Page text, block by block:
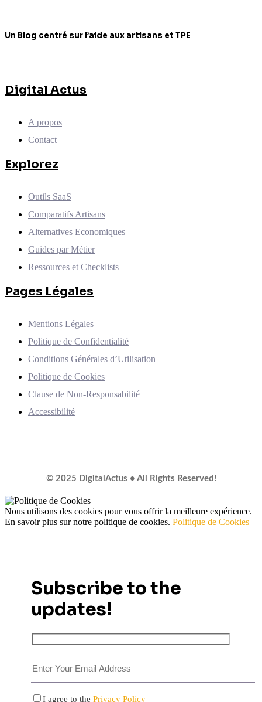
Un Blog centré sur l’aide aux artisans et TPE
Digital Actus
A propos
Contact
Explorez
Outils SaaS
Comparatifs Artisans
Alternatives Economiques
Guides par Métier
Ressources et Checklists
Pages Légales
Mentions Légales
Politique de Confidentialité
Conditions Générales d’Utilisation
Politique de Cookies
Clause de Non-Responsabilité
Accessibilité
© 2025 DigitalActus • All Rights Reserved!
Nous utilisons des cookies pour vous offrir la meilleure expérience.
En savoir plus sur notre politique de cookies. Politique de Cookies
Subscribe to the
updates!
I agree to the Privacy Policy